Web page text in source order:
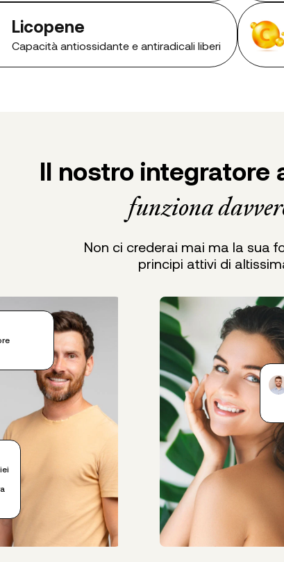
Licopene
Capacità antiossidante e antiradicali liberi
Il nostro integratore
funziona
Non ci crederai mai ma la sua
principi attivi di